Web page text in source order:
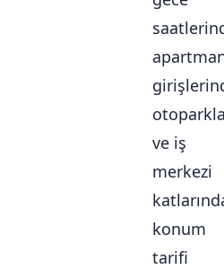
ve iş
merkezi
konum
tarifi